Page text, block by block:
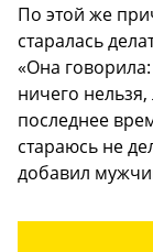
По этой же
старалась
«Она
ничего
последнее
стараюсь не
добавил